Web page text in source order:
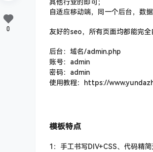
其他行业的即可；
自适应移动端，同一个后台，数
友好的seo，所有页面均都能完
后台：域名/admin.php
账号：admin
密码：admin
使用教程：
https://
模板特点
1：手工书写DIV+CSS、代码精简
0